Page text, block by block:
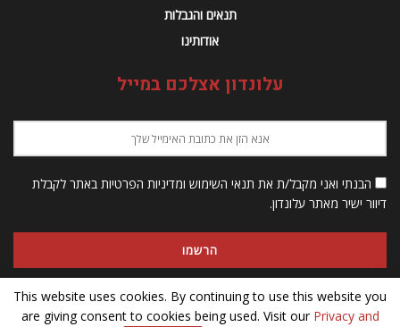
תנאים והגבלות
אודותינו
עלונדון אצלכם במייל
הבנתי ואני מקבל/ת את תנאי השימוש ומדיניות הפרטיות באתר לקבלת
דיוור ישיר מאתר עלונדון.
This website uses cookies. By continuing to use this website you
are giving consent to cookies being used. Visit our Privacy and